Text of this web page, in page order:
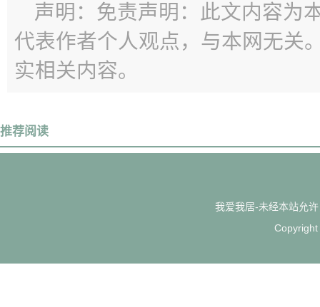
声明：免责声明：此文内容为
代表作者个人观点，与本网无关
实相关内容。
推荐阅读
我爱我居-未经本站允